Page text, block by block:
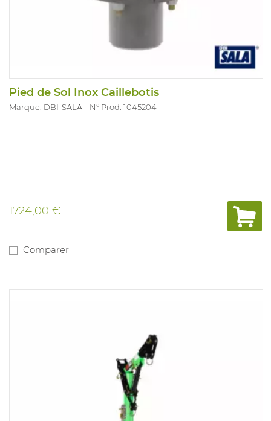
Pied de Sol Inox Caillebotis
Marque: DBI-SALA N° Prod. 1045204
1724,00 €
Comparer